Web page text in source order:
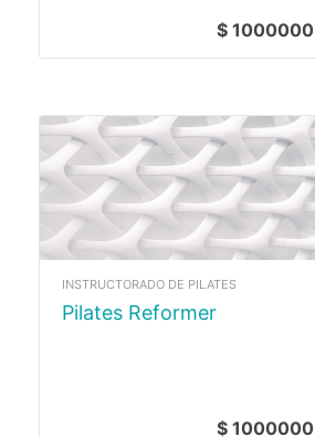
$ 1000000
INSTRUCTORADO DE PILATES
Pilates Reformer
$ 1000000